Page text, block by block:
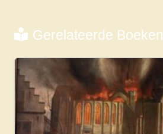
Gerelateerde Boeken